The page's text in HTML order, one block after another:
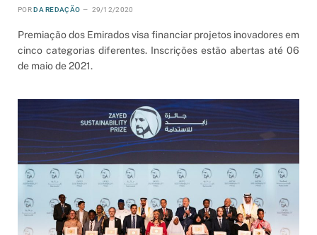
POR DA REDAÇÃO 29/12/2020
Premiação dos Emirados visa financiar projetos inovadores em
cinco categorias diferentes. Inscrições estão abertas até 06
de maio de 2021.